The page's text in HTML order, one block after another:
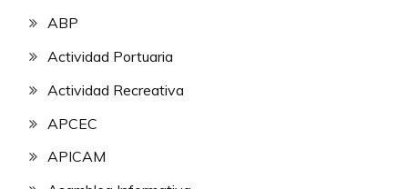
ABP
Actividad Portuaria
Actividad Recreativa
APCEC
APICAM